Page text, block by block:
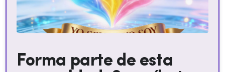
Forma parte de esta